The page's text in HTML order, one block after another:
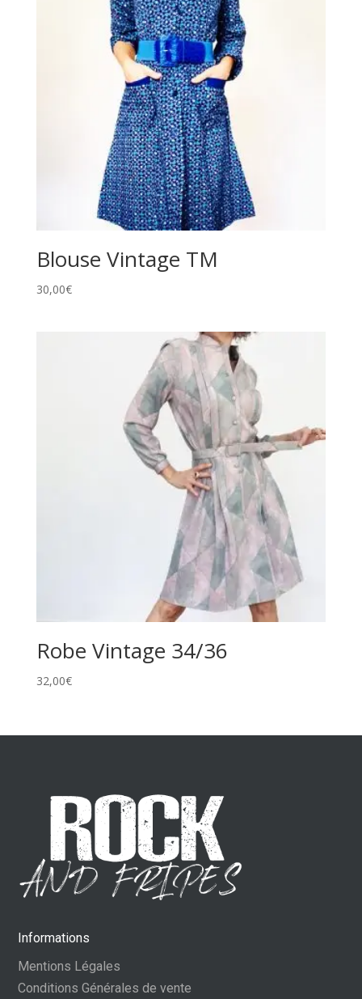
Blouse Vintage TM
30,00€
Robe Vintage 34/36
32,00€
Informations
Mentions Légales
Conditions Générales de vente